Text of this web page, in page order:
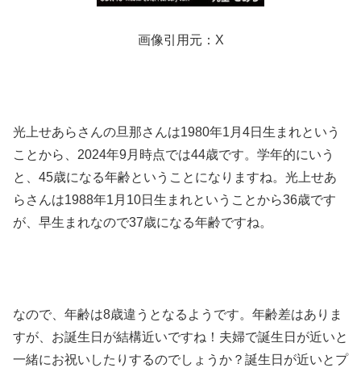
画像引用元：X
光上せあらさんの旦那さんは1980年1月4日生まれという
ことから、2024年9月時点では44歳です。学年的にいう
と、45歳になる年齢ということになりますね。光上せあ
らさんは1988年1月10日生まれということから36歳です
が、早生まれなので37歳になる年齢ですね。
なので、年齢は8歳違うとなるようです。年齢差はありま
すが、お誕生日が結構近いですね！夫婦で誕生日が近いと
一緒にお祝いしたりするのでしょうか？誕生日が近いとプ